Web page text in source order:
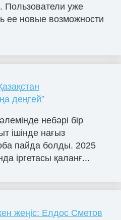
Пользователи уже
ее новые возможности
деңгей”
небәрі бір
ішінде нағыз
пайда болды. 2025
іргетасы қаланғ...
жеңіс: Елдос Сметов